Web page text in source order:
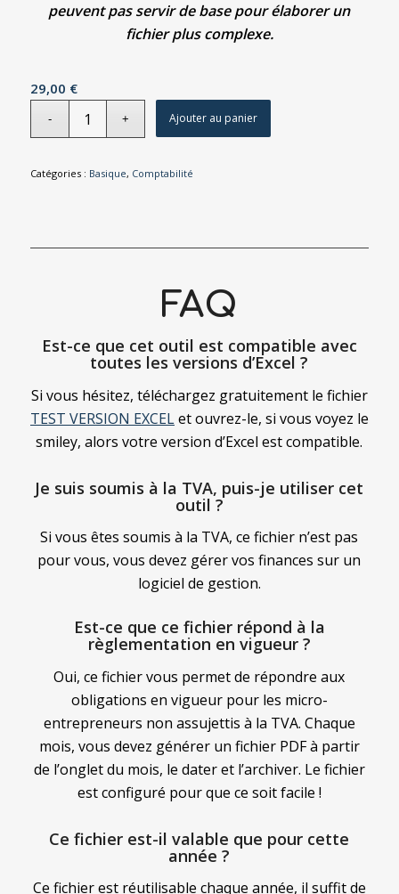
peuvent pas servir de base pour élaborer un
fichier plus complexe.
29,00 €
Ajouter au panier
Catégories : Basique, Comptabilité
FAQ
Est-ce que cet outil est compatible avec
toutes les versions d’Excel ?
Si vous hésitez, téléchargez gratuitement le fichier
TEST VERSION EXCELet ouvrez-le, si vous voyez le
smiley, alors votre version d’Excel est compatible.
Je suis soumis à la TVA, puis-je utiliser cet
outil ?
Si vous êtes soumis à la TVA, ce fichier n’est pas
pour vous, vous devez gérer vos finances sur un
logiciel de gestion.
Est-ce que ce fichier répond à la
règlementation en vigueur ?
Oui, ce fichier vous permet de répondre aux
obligations en vigueur pour les micro-
entrepreneurs non assujettis à la TVA. Chaque
mois, vous devez générer un fichier PDF à partir
de l’onglet du mois, le dater et l’archiver. Le fichier
est configuré pour que ce soit facile !
Ce fichier est-il valable que pour cette
année ?
Ce fichier est réutilisable chaque année, il suffit de